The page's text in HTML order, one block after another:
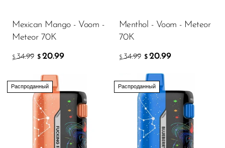
SMOK
So Soul
Space Mary
Spree Bar
Suonon
Mexican Mango - Voom -
Meteor 70K
$ 34.99 $ 20.99
Menthol - Voom - Meteor
70K
$ 34.99 $ 20.99
Распроданный Распроданный